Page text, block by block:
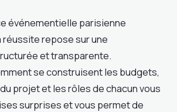
événementielle parisienne
repose sur une
et transparente.
se construisent les budgets,
projet et les rôles de chacun vous
surprises et vous permet de